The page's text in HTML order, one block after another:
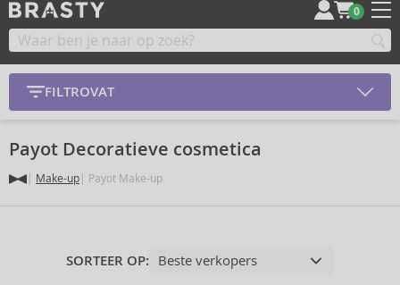
0
FILTROVAT
Payot Decoratieve cosmetica
Make-up Payot Make-up
SORTEER OP: